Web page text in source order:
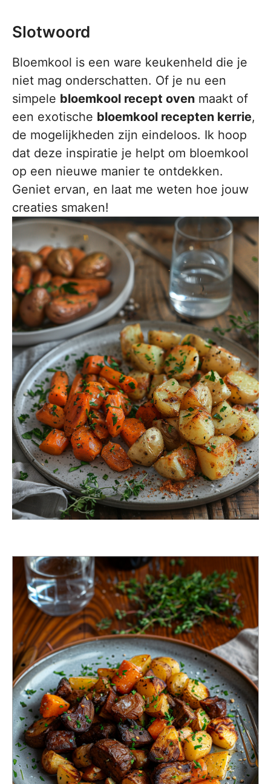
Slotwoord
Bloemkool is een ware keukenheld die je
niet mag onderschatten. Of je nu een
simpele bloemkool recept oven maakt of
een exotische bloemkool recepten kerrie,
de mogelijkheden zijn eindeloos. Ik hoop
dat deze inspiratie je helpt om bloemkool
op een nieuwe manier te ontdekken.
Geniet ervan, en laat me weten hoe jouw
creaties smaken!